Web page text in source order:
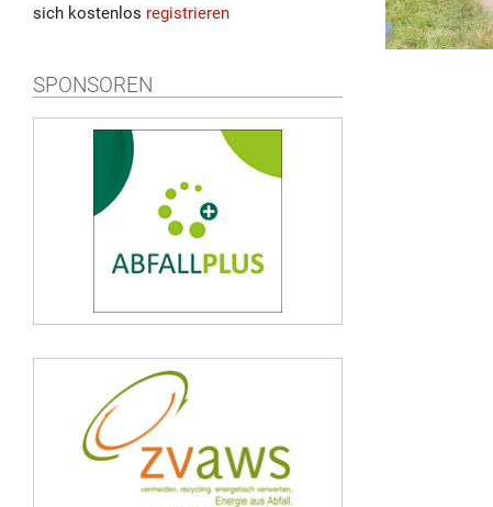
sich kostenlos registrieren
SPONSOREN